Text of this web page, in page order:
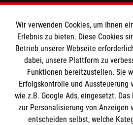
Impressum
Datenschutz
Barrierefreiheit
Kontakt
Presse
MPG Ansprechpartner
Den Beauftragten für
im Malteser Rettungsdienst
Einsatzdiensten der Malteser
Die Malteser
Wir verwenden Cookies, um Ihnen
Erlebnis zu bieten. Diese Cookies
Betrieb unserer Webseite
dabei, unsere Plattform zu
Funktionen bereitzustellen. Sie
Erfolgskontrolle und Aussteuerung
wie z.B. Google Ads, eingesetzt.
zur Personalisierung von Anzeigen
entscheiden selbst, welche